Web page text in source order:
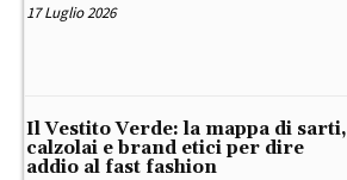
17 Luglio 2026
Il Vestito Verde: la mappa di sarti,
calzolai e brand etici per dire
addio al fast fashion